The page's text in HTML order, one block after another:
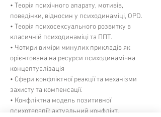
• Теорія психічного апарату, мотивів,
поведінки, відносин у психодинаміці, OPD.
• Теорія психосексуального розвитку в
класичній психодинаміці та ППТ.
• Чотири виміри минулих прикладів як
орієнтована на ресурси психодинамічна
концептуалізація
• Сфери конфліктної реакції та механізми
захисту та компенсації.
• Конфліктна модель позитивної
психотерапії: актуальний конфлікт,